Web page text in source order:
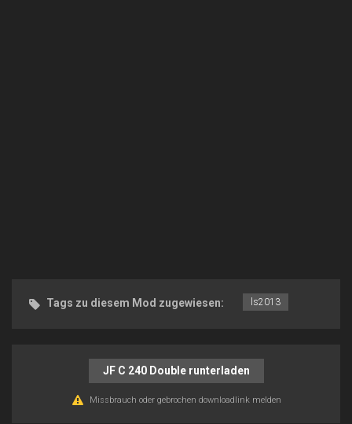
Tags zu diesem Mod zugewiesen: ls2013
JF C 240 Double runterladen
Missbrauch oder gebrochen downloadlink melden